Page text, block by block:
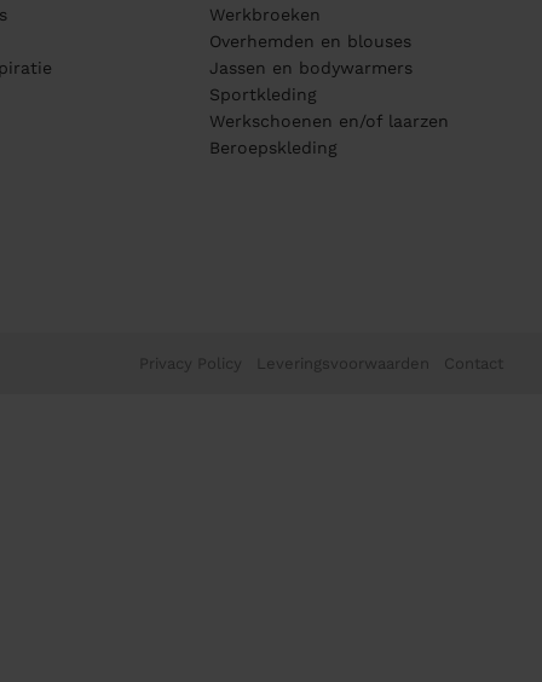
Werkbroeken
Overhemden en blouses
Jassen en bodywarmers
Sportkleding
Werkschoenen en/of laarzen
Beroepskleding
Privacy Policy Leveringsvoorwaarden Contact